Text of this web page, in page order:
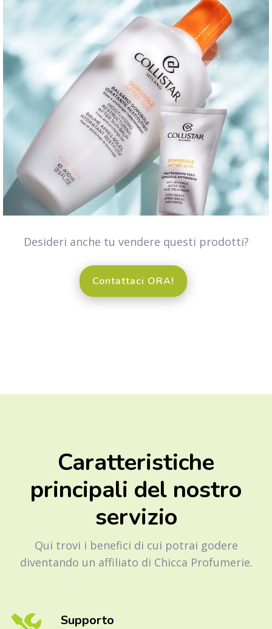
Desideri anche tu vendere questi prodotti?
Contattaci ORA!
Caratteristiche
principali del nostro
servizio
Qui trovi i benefici di cui potrai godere
diventando un affiliato di Chicca Profumerie.
Supporto